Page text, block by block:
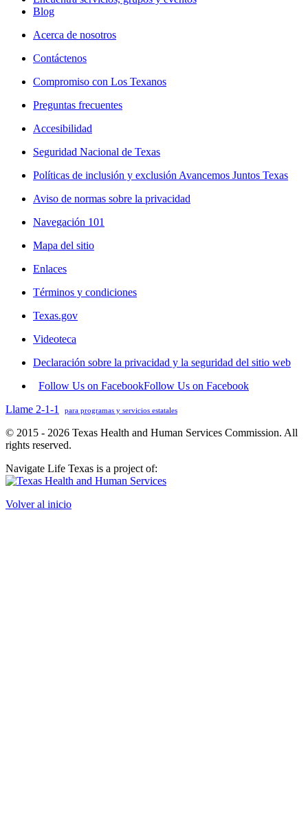
Blog
Acerca de nosotros
Contáctenos
Compromiso con Los Texanos
Preguntas frecuentes
Accesibilidad
Seguridad Nacional de Texas
Políticas de inclusión y exclusión Avancemos Juntos Texas
Aviso de normas sobre la privacidad
Navegación 101
Mapa del sitio
Enlaces
Términos y condiciones
Texas.gov
Videoteca
Declaración sobre la privacidad y la seguridad del sitio web
Follow Us on FacebookFollow Us on Facebook
Llame 2-1-1
para programas y servicios estatales
© 2015 - 2026 Texas Health and Human Services Commission. All
rights reserved.
Navigate Life Texas is a project of:
Volver al inicio